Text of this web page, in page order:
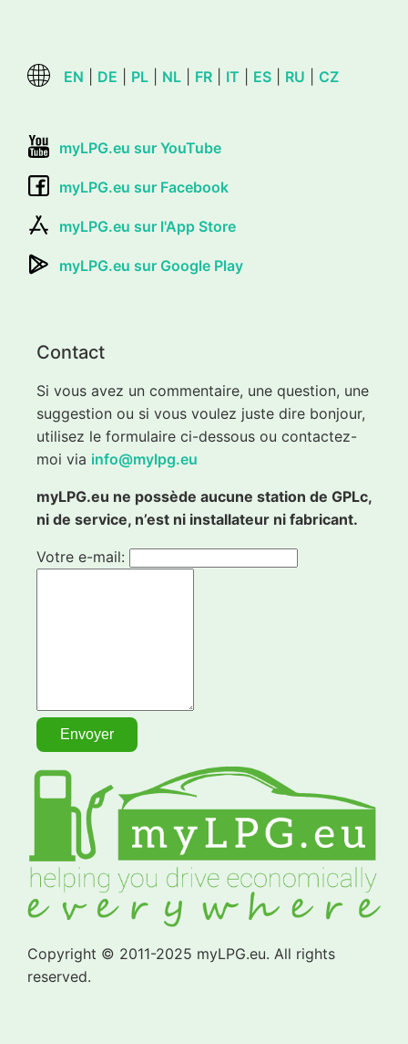
EN DE PL NL FR IT ES RU CZ
myLPG.eu sur YouTube
myLPG.eu sur Facebook
myLPG.eu sur l'App Store
myLPG.eu sur Google Play
Contact
Si vous avez un commentaire, une question, une
suggestion ou si vous voulez juste dire bonjour,
utilisez le formulaire ci-dessous ou contactez-
moi via info@mylpg.eu
myLPG.eu ne possède aucune station de GPLc,
ni de service, n’est ni installateur ni fabricant.
Votre e-mail:
Copyright © 2011-2025 myLPG.eu. All rights
reserved.